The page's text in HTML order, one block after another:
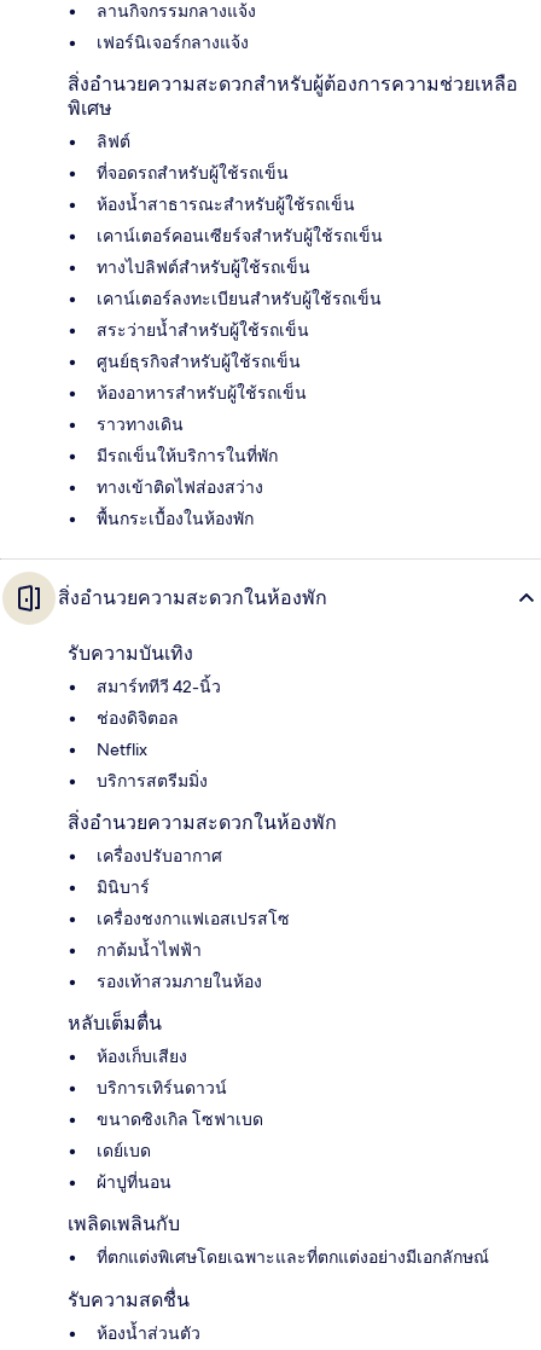
ลานกิจกรรมกลางแจ้ง
เฟอร์นิเจอร์กลางแจ้ง
สิ่งอำนวยความสะดวกสำหรับผู้ต้องการความช่วยเหลือ
พิเศษ
ลิฟต์
ที่จอดรถสำหรับผู้ใช้รถเข็น
ห้องน้ำสาธารณะสำหรับผู้ใช้รถเข็น
เคาน์เตอร์คอนเซียร์จสำหรับผู้ใช้รถเข็น
ทางไปลิฟต์สำหรับผู้ใช้รถเข็น
เคาน์เตอร์ลงทะเบียนสำหรับผู้ใช้รถเข็น
สระว่ายน้ำสำหรับผู้ใช้รถเข็น
ศูนย์ธุรกิจสำหรับผู้ใช้รถเข็น
ห้องอาหารสำหรับผู้ใช้รถเข็น
ราวทางเดิน
มีรถเข็นให้บริการในที่พัก
ทางเข้าติดไฟส่องสว่าง
พื้นกระเบื้องในห้องพัก
สิ่งอำนวยความสะดวกในห้องพัก
รับความบันเทิง
สมาร์ททีวี 42-นิ้ว
ช่องดิจิตอล
Netflix
บริการสตรีมมิ่ง
สิ่งอำนวยความสะดวกในห้องพัก
เครื่องปรับอากาศ
มินิบาร์
เครื่องชงกาแฟเอสเปรสโซ
กาต้มน้ำไฟฟ้า
รองเท้าสวมภายในห้อง
หลับเต็มตื่น
ห้องเก็บเสียง
บริการเทิร์นดาวน์
ขนาดซิงเกิล โซฟาเบด
เดย์เบด
ผ้าปูที่นอน
เพลิดเพลินกับ
ที่ตกแต่งพิเศษโดยเฉพาะและที่ตกแต่งอย่างมีเอกลักษณ์
รับความสดชื่น
ห้องน้ำส่วนตัว